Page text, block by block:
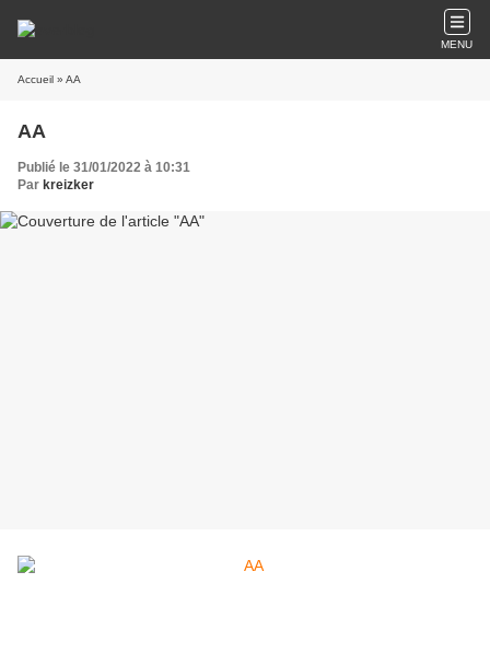
MENU
Accueil » AA
AA
Publié le 31/01/2022 à 10:31
Par kreizker